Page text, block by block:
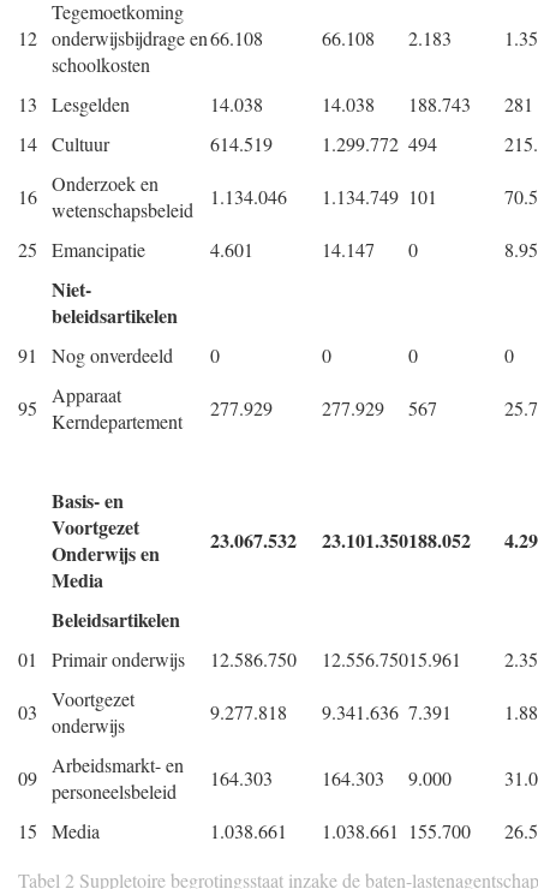
12
Tegemoetkoming
onderwijsbijdrage en
schoolkosten
66.108 66.108 2.183
13 Lesgelden 14.038 14.038 188.743
281
14 Cultuur 614.519 1.299.772 494
16
Onderzoek en
wetenschapsbeleid
1.134.046 1.134.749 101
25 Emancipatie 4.601 14.147 0
Niet-
beleidsartikelen
91 Nog onverdeeld 0 0 0 0
95
Apparaat
Kerndepartement
277.929 277.929 567
Basis- en
Voortgezet
Onderwijs en
Media
23.067.532 23.101.350188.052
Beleidsartikelen
01 Primair onderwijs 12.586.750 12.556.75015.961
03
Voortgezet
onderwijs
9.277.818 9.341.636 7.391
09
Arbeidsmarkt- en
personeelsbeleid
164.303 164.303 9.000
15 Media 1.038.661 1.038.661 155.700
Tabel 2 Suppletoire begrotingsstaat inzake de baten-lastenagentschap